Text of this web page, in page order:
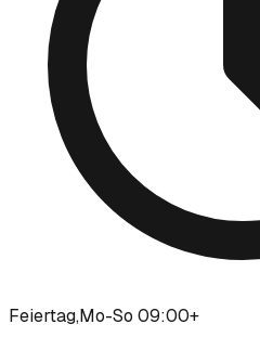
Feiertag,Mo-So 09:00+